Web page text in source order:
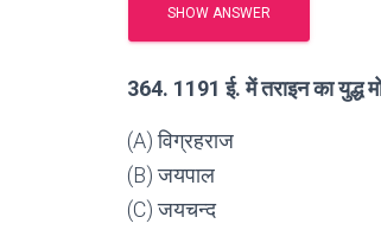
SHOW ANSWER
364. 1191 ई. में तराइन का युद्ध
(A) विग्रहराज
(B) जयपाल
(C) जयचन्द